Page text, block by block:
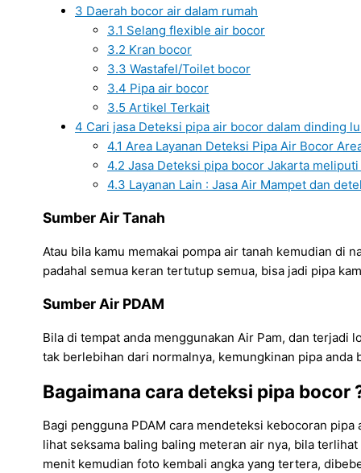
3 Daerah bocor air dalam rumah
3.1 Selang flexible air bocor
3.2 Kran bocor
3.3 Wastafel/Toilet bocor
3.4 Pipa air bocor
3.5 Artikel Terkait
4 Cari jasa Deteksi pipa air bocor dalam dinding
4.1 Area Layanan Deteksi Pipa Air Bocor
4.2 Jasa Deteksi pipa bocor Jakarta meliputi
4.3 Layanan Lain : Jasa Air Mampet dan
Sumber Air Tanah
Atau bila kamu memakai pompa air tanah kemudian di
padahal semua keran tertutup semua, bisa jadi pipa
Sumber Air PDAM
Bila di tempat anda menggunakan Air Pam, dan terjadi
tak berlebihan dari normalnya, kemungkinan pipa anda
Bagaimana cara deteksi pipa bocor
Bagi pengguna PDAM cara mendeteksi kebocoran
lihat seksama baling baling meteran air nya, bila
menit kemudian foto kembali angka yang tertera,